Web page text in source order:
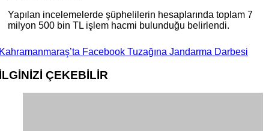
Yapılan incelemelerde şüphelilerin hesaplarında toplam 7
milyon 500 bin TL işlem hacmi bulunduğu belirlendi.
Facebook Tuzağına Jandarma Darbesi
ÇEKEBİLİR